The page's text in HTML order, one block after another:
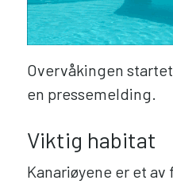
Overvåkingen
en pressemelding.
Viktig habitat
Kanariøyene er et